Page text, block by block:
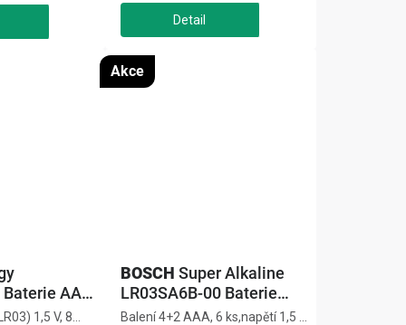
Max...
AAA,
1,5 V, 8
BOSCH Super Alkaline
LR03SA6B-00 Baterie
4+2 AAA, 6 ks
Akce
Balení 4+2 AAA, 6 ks,napětí 1,5 V